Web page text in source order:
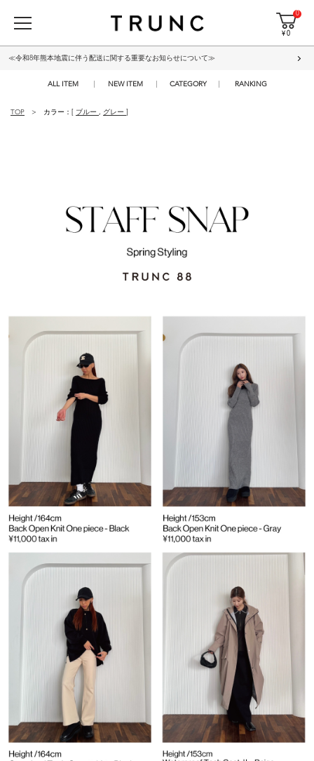
0
¥ 0
≪令和8年熊本地震に伴う配送に関する重要なお知らせについて≫
ALL ITEM NEW ITEM CATEGORY RANKING
TOP カラー：[ ブルー , グレー